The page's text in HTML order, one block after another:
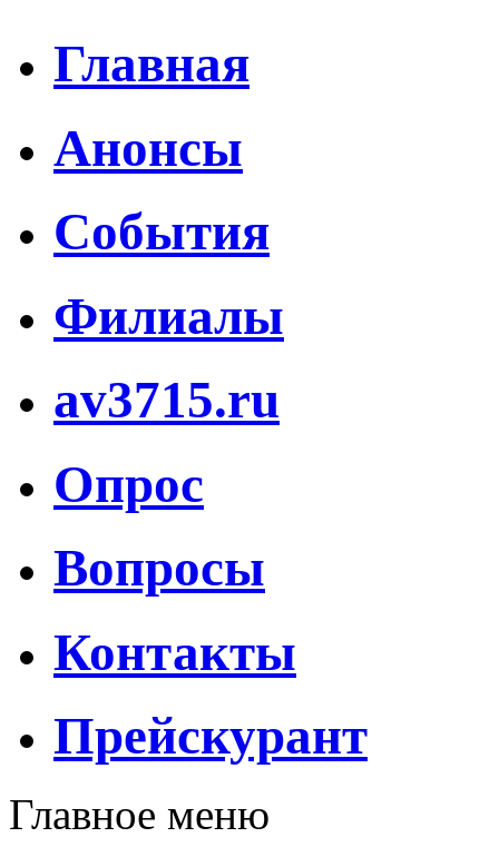
Главная
Анонсы
События
Филиалы
av3715.ru
Опрос
Вопросы
Контакты
Прейскурант
Главное меню